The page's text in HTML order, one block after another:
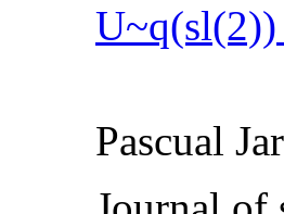
U~q(sl(2))
Pascual